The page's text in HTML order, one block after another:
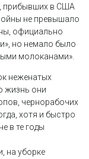
прибывших в США
не превышало
официально
но немало было
молоканами».
неженатых
жизнь они
чернорабочих
хотя и быстро
в те годы
на уборке